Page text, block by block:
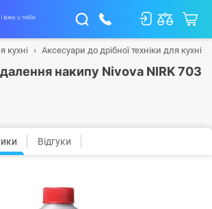
кухні Аксесуари до дрібної техніки для кухні
накипу Nivova NIRK 703
Відгуки